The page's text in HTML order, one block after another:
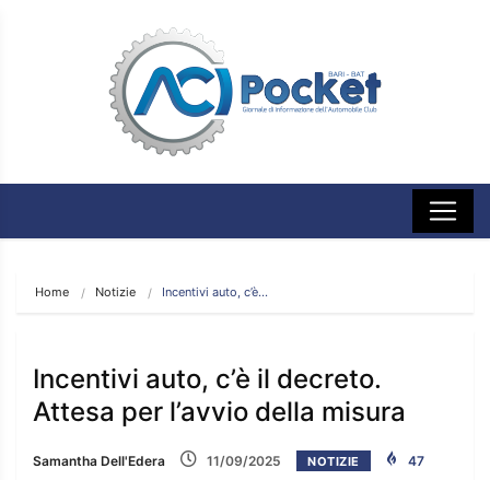
Home Notizie Incentivi auto, c’è…
Incentivi auto, c’è il decreto.
Attesa per l’avvio della misura
Samantha Dell'Edera 11/09/2025 NOTIZIE 47